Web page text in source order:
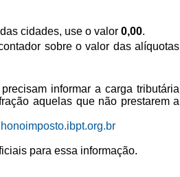
cidades, use o valor 0,00.
sobre o valor das alíquotas
informar a carga tributária
aquelas que não prestarem a
para essa informação.